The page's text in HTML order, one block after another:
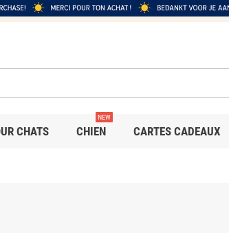
CHATS CHIEN
NEW
CARTES CADEAUX